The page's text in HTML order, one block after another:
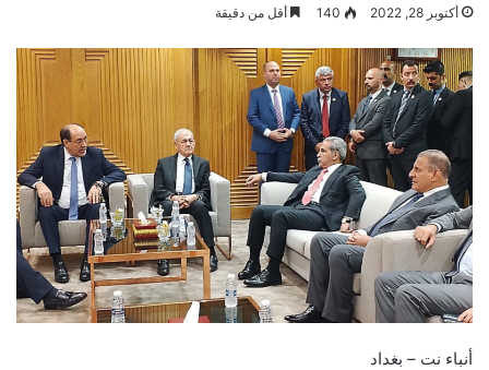
أكتوبر 28, 2022 140 أقل من دقيقة
أنباء نت – بغداد